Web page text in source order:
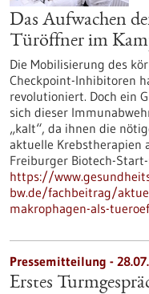
Das Aufwachen
Türöffner im
Die Mobilisierung des
Checkpoint-Inhibitoren
revolutioniert. Doch ein
sich dieser
„kalt“, da ihnen die
aktuelle Krebstherapien
Freiburger Biotech-
https://
bw.de/fachbeitrag/
makrophagen-als-
Pressemitteilung -
Erstes